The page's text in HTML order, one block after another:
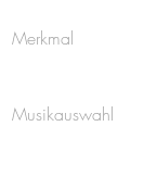
Merkmal
Musikauswahl